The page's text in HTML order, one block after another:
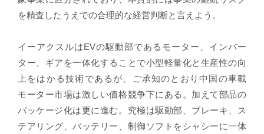
を精査したうえでの合理的な経営判断と言えよう。
イーアクスルはEVの駆動部であるモーター、インバー
ター、ギアを一体化することで小型軽量化と生産性の向
上をはかる技術であるが、ご承知のとおり中国の車載
モーター市場は激しい価格競争下にある。加えて部品の
パッケージ化は更に進む。究極は駆動部、ブレーキ、ス
テアリング、バッテリー、制御ソフトをシャシーに一体